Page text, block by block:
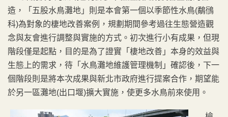
造，「五股水鳥灘地」則是本會第一個以季節性水鳥(鷸鴴
科)為對象的棲地改善案例，規劃期間參考過往生態營造觀
念與友會進行調整與實施的方式。初次進行小有成果，但現
階段僅是起點，目的是為了證實「棲地改善」本身的效益與
生態上的需求，待「水鳥灘地維護管理機制」確認後，下一
個階段則是將本次成果與新北市政府進行提案合作，期望能
於另一區灘地(出口堰)擴大實施，使更多水鳥前來使用。